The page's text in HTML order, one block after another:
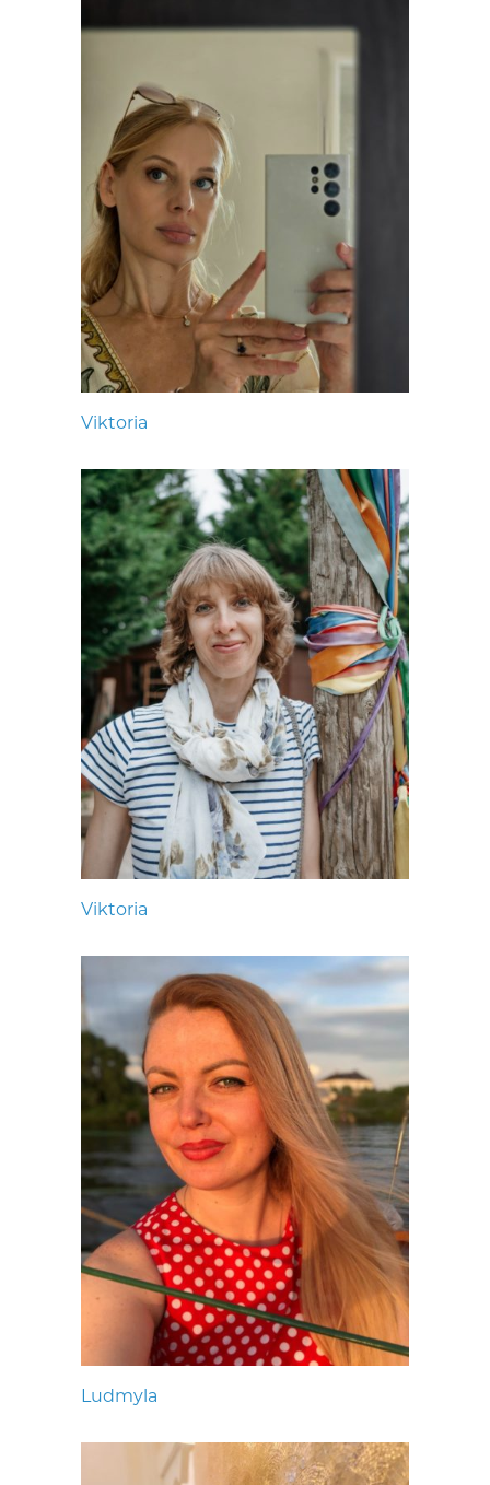
Viktoria
Viktoria
Ludmyla